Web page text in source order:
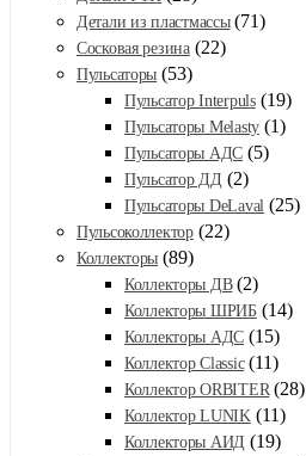
Детали из пластмассы (71)
Сосковая резина (22)
Пульсаторы (53)
Пульсатор Interpuls (19)
Пульсаторы Melasty (1)
Пульсаторы АДС (5)
Пульсатор ДД (2)
Пульсаторы DeLaval (25)
Пульсоколлектор (22)
Коллекторы (89)
Коллекторы ДВ (2)
Коллекторы ШРИБ (14)
Коллекторы АДС (15)
Коллектор Classic (11)
Коллектор ORBITER (28)
Коллектор LUNIK (11)
Коллекторы АИД (19)